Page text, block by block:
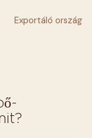
Exportáló ország